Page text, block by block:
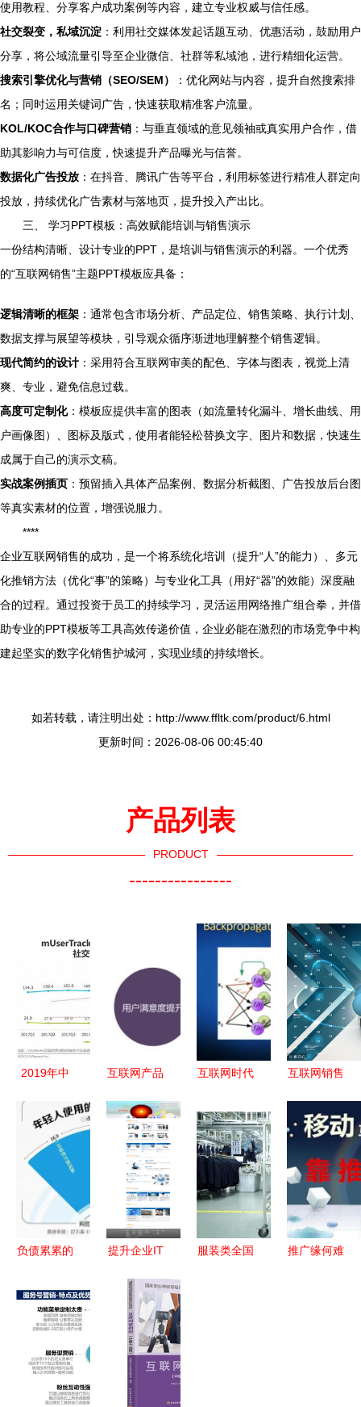
使用教程、分享客户成功案例等内容，建立专业权威与信任感。
社交裂变，私域沉淀 ：利用社交媒体发起话题互动、优惠活动，鼓励用户
分享，将公域流量引导至企业微信、社群等私域池，进行精细化运营。
搜索引擎优化与营销（SEO/SEM）
：优化网站与内容，提升自然搜索排
名；同时运用关键词广告，快速获取精准客户流量。
KOL/KOC合作与口碑营销 ：与垂直领域的意见领袖或真实用户合作，借
助其影响力与可信度，快速提升产品曝光与信誉。
数据化广告投放 ：在抖音、腾讯广告等平台，利用标签进行精准人群定向
投放，持续优化广告素材与落地页，提升投入产出比。
三、 学习PPT模板：高效赋能培训与销售演示
一份结构清晰、设计专业的PPT，是培训与销售演示的利器。一个优秀
的“互联网销售”主题PPT模板应具备：
逻辑清晰的框架 ：通常包含市场分析、产品定位、销售策略、执行计划、
数据支撑与展望等模块，引导观众循序渐进地理解整个销售逻辑。
现代简约的设计 ：采用符合互联网审美的配色、字体与图表，视觉上清
爽、专业，避免信息过载。
高度可定制化：模板应提供丰富的图表（如流量转化漏斗、增长曲线、用
户画像图）、图标及版式，使用者能轻松替换文字、图片和数据，快速生
成属于自己的演示文稿。
实战案例插页 ：预留插入具体产品案例、数据分析截图、广告投放后台图
等真实素材的位置，增强说服力。
****
企业互联网销售的成功，是一个将系统化培训（提升“人”的能力）、多元
化推销方法（优化“事”的策略）与专业化工具（用好“器”的效能）深度融
合的过程。通过投资于员工的持续学习，灵活运用网络推广组合拳，并借
助专业的PPT模板等工具高效传递价值，企业必能在激烈的市场竞争中构
建起坚实的数字化销售护城河，实现业绩的持续增长。
如若转载，请注明出处：http://www.ffltk.com/product/6.html
更新时间：2026-08-06 00:45:40
产品列表
PRODUCT
----------------
2019年中
交企业营销
策略白皮书
信息技术咨
询服务
互联网产品
与信息技术
咨询策略
互联网时代
趋势 解析
天狼网
gd188.cn
的百大行业
互联网销售
零售营销产
品的核心特
点解析
负债累累的
何以信息技
术咨询重启
人生？
提升企业IT
选择——专
业网络信息
服务解决方
案
服装类全国
推广缘何难